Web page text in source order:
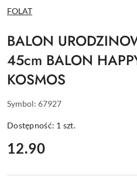
NAZWA
PRODUCENTA:
FOLAT
BALON
45cm BALON
KOSMOS
Symbol: 67927
Dostępność: 1 szt.
cena:
12.90